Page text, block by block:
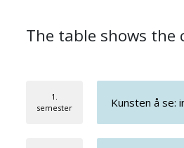
The table shows
1.
semester
Kunsten å se: